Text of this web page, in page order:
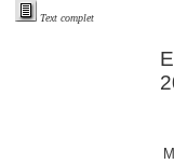
Text complet